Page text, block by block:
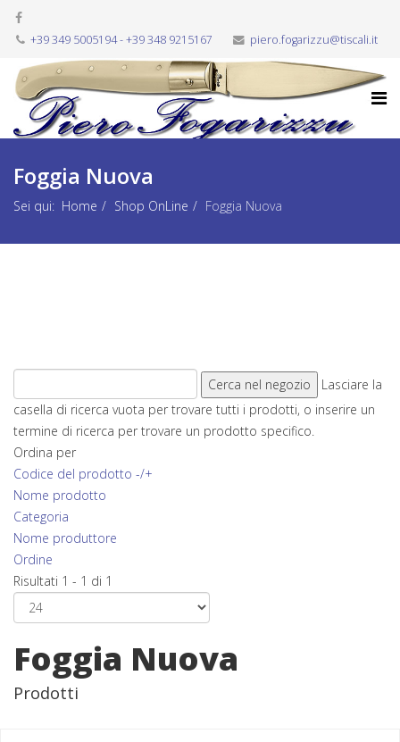
+39 349 5005194 - +39 348 9215167 piero.fogarizzu@tiscali.it
Foggia Nuova
Sei qui: Home Shop OnLine Foggia Nuova
Lasciare la
casella di ricerca vuota per trovare tutti i prodotti, o inserire un
termine di ricerca per trovare un prodotto specifico.
Ordina per
Codice del prodotto -/+
Nome prodotto
Categoria
Nome produttore
Ordine
Risultati 1 - 1 di 1
Foggia Nuova
Prodotti